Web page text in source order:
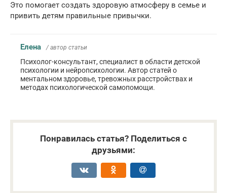
Это помогает создать здоровую атмосферу в семье и
привить детям правильные привычки.
Елена / автор статьи
Психолог-консультант, специалист в области детской
психологии и нейропсихологии. Автор статей о
ментальном здоровье, тревожных расстройствах и
методах психологической самопомощи.
Понравилась статья? Поделиться с
друзьями: